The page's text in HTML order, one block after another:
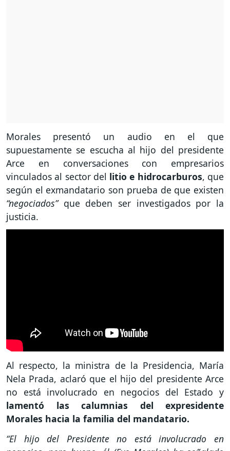
Morales presentó un audio en el que
supuestamente se escucha al hijo del presidente
Arce en conversaciones con empresarios
vinculados al sector del litio e hidrocarburos, que
según el exmandatario son prueba de que existen
“negociados” que deben ser investigados por la
justicia.
Al respecto, la ministra de la Presidencia, María
Nela Prada, aclaró que el hijo del presidente Arce
no está involucrado en negocios del Estado y
lamentó las calumnias del expresidente
Morales hacia la familia del mandatario.
“El hijo del Presidente no está involucrado en